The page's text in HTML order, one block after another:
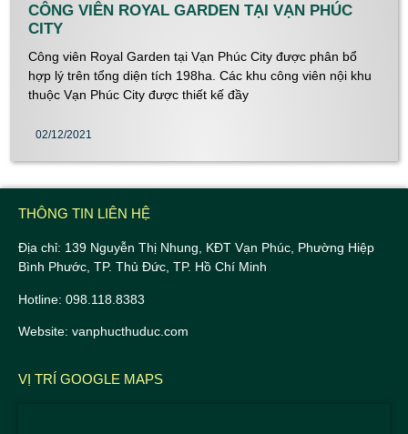
CÔNG VIÊN ROYAL GARDEN TẠI VẠN PHÚC
CITY
Công viên Royal Garden tại Vạn Phúc City được phân bổ
hợp lý trên tổng diện tích 198ha. Các khu công viên nội khu
thuộc Vạn Phúc City được thiết kế đầy
02/12/2021
THÔNG TIN LIÊN HỆ
Địa chỉ: 139 Nguyễn Thị Nhung, KĐT Vạn Phúc, Phường Hiệp
Bình Phước, TP. Thủ Đức, TP. Hồ Chí Minh
Hotline: 098.118.8383
Website: vanphucthuduc.com
VỊ TRÍ GOOGLE MAPS